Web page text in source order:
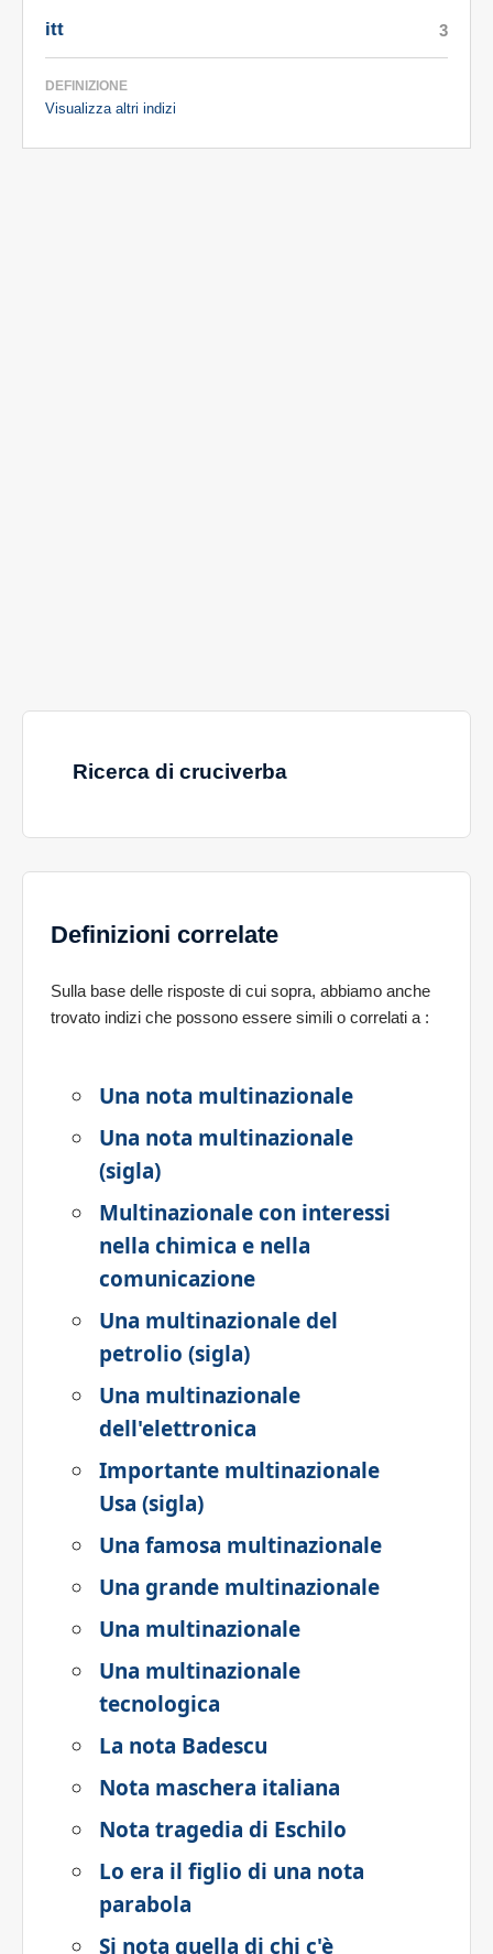
itt
DEFINIZIONE
Visualizza altri indizi
3
Ricerca di cruciverba
Definizioni correlate
Sulla base delle risposte di cui sopra, abbiamo anche
trovato indizi che possono essere simili o correlati a :
Una nota multinazionale
Una nota multinazionale
(sigla)
Multinazionale con interessi
nella chimica e nella
comunicazione
Una multinazionale del
petrolio (sigla)
Una multinazionale
dell'elettronica
Importante multinazionale
Usa (sigla)
Una famosa multinazionale
Una grande multinazionale
Una multinazionale
Una multinazionale
tecnologica
La nota Badescu
Nota maschera italiana
Nota tragedia di Eschilo
Lo era il figlio di una nota
parabola
Si nota quella di chi c'è